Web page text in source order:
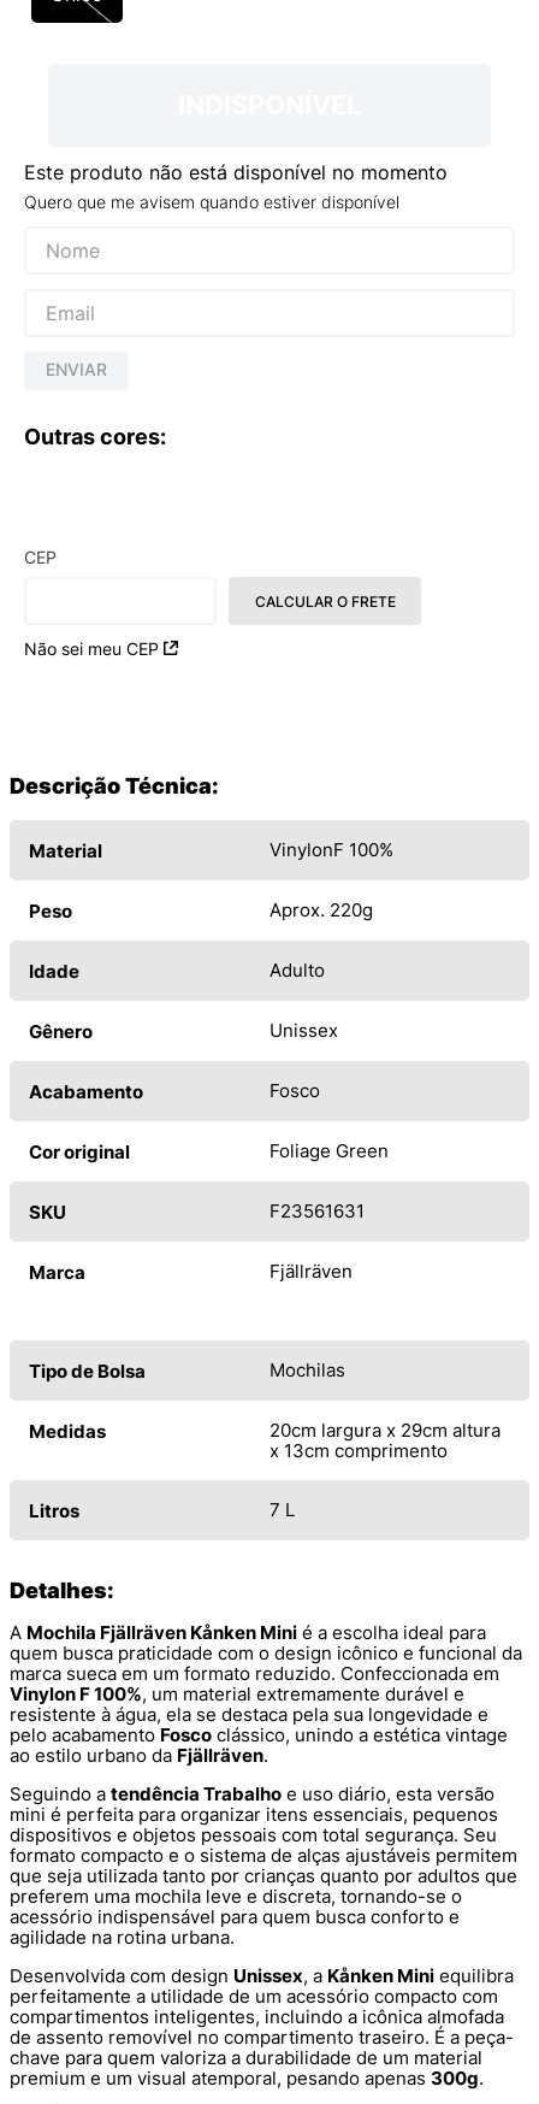
Este produto não está disponível no momento
Quero que me avisem quando estiver disponível
ENVIAR
Outras cores:
CEP
Não sei meu CEP
CALCULAR O FRETE
Descrição Técnica:
Material VinylonF 100%
Peso Aprox. 220g
Idade Adulto
Gênero Unissex
Acabamento Fosco
Cor original Foliage Green
SKU F23561631
Marca Fjällräven
Tipo de Bolsa Mochilas
Medidas
20cm largura x 29cm altura
x 13cm comprimento
Litros 7 L
Detalhes:
A Mochila Fjällräven Kånken Mini é a escolha ideal para
quem busca praticidade com o design icônico e funcional da
marca sueca em um formato reduzido. Confeccionada em
Vinylon F 100%, um material extremamente durável e
resistente à água, ela se destaca pela sua longevidade e
pelo acabamento Fosco clássico, unindo a estética vintage
ao estilo urbano da Fjällräven.
Seguindo a tendência Trabalho e uso diário, esta versão
mini é perfeita para organizar itens essenciais, pequenos
dispositivos e objetos pessoais com total segurança. Seu
formato compacto e o sistema de alças ajustáveis permitem
que seja utilizada tanto por crianças quanto por adultos que
preferem uma mochila leve e discreta, tornando-se o
acessório indispensável para quem busca conforto e
agilidade na rotina urbana.
Desenvolvida com design Unissex, a Kånken Mini equilibra
perfeitamente a utilidade de um acessório compacto com
compartimentos inteligentes, incluindo a icônica almofada
de assento removível no compartimento traseiro. É a peça-
chave para quem valoriza a durabilidade de um material
premium e um visual atemporal, pesando apenas 300g.
NEW 530